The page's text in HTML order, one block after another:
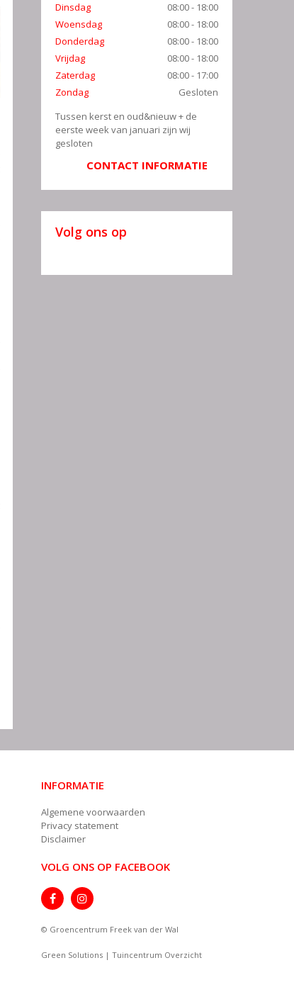
Dinsdag
08:00 - 18:00
Woensdag
08:00 - 18:00
Donderdag
08:00 - 18:00
Vrijdag
08:00 - 18:00
Zaterdag
08:00 - 17:00
Zondag
Gesloten
Tussen kerst en oud&nieuw + de
eerste week van januari zijn wij
gesloten
CONTACT INFORMATIE
Volg ons op
INFORMATIE
Algemene voorwaarden
Privacy statement
Disclaimer
VOLG ONS OP FACEBOOK
© Groencentrum Freek van der Wal
Green Solutions | Tuincentrum Overzicht